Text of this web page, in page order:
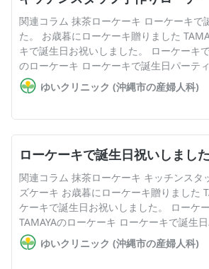
その他の診療内容
‘さんルーム’ でさまざまな講
遠方にお住まいで当院での出産を
医師プロフィール
English Page